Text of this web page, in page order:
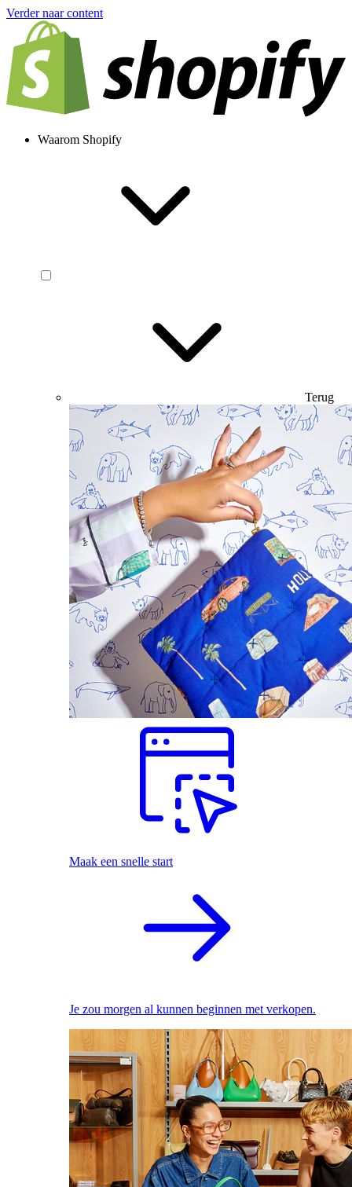
Verder naar content
Waarom Shopify
Terug
Maak een snelle start
Je zou morgen al kunnen beginnen met verkopen.